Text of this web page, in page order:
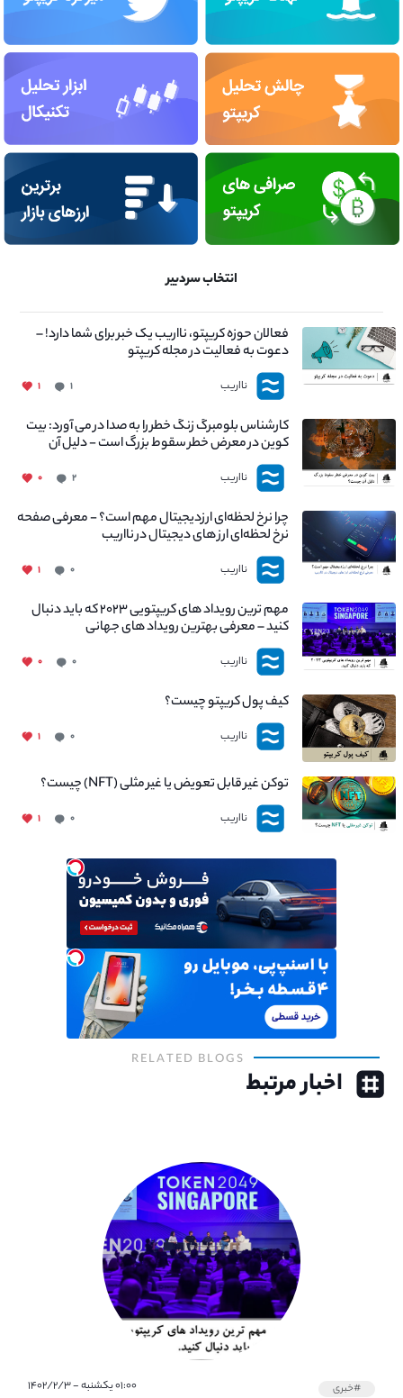
انتخاب سردبیر
فعالان حوزه کریپتو، نااریب یک خبر برای شما دارد! –
دعوت به فعالیت در مجله کریپتو
نااریب ۱ ۱
کارشناس بلومبرگ زنگ خطر را به صدا در می آورد: بیت
کوین در معرض خطر سقوط بزرگ است - دلیل آن
چیست؟
نااریب ۲ ۰
چرا نرخ لحظه‌ای ارزدیجیتال مهم است؟ - معرفی صفحه
نرخ لحظه‌ای ارز های دیجیتال در نااریب
نااریب ۰ ۱
مهم ترین رویداد های کریپتویی ۲۰۲۳ که باید دنبال
کنید – معرفی بهترین رویداد های جهانی
نااریب ۰ ۰
کیف پول کریپتو چیست؟
نااریب ۰ ۱
توکن غیر قابل تعویض یا غیر مثلی (NFT) چیست؟
نااریب ۰ ۱
RELATED BLOGS
اخبار مرتبط
#خبری ۰۱:۰۰ یکشنبه - ۱۴۰۲/۲/۳